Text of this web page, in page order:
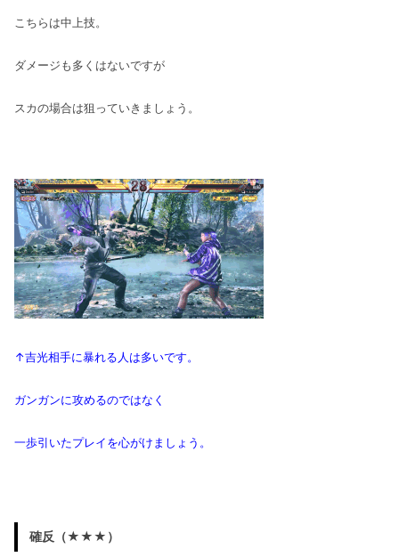
こちらは中上技。
ダメージも多くはないですが
スカの場合は狙っていきましょう。
↑吉光相手に暴れる人は多いです。
ガンガンに攻めるのではなく
一歩引いたプレイを心がけましょう。
確反（★★★）